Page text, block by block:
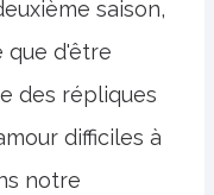
saison,
que d'être
des répliques
difficiles à
notre